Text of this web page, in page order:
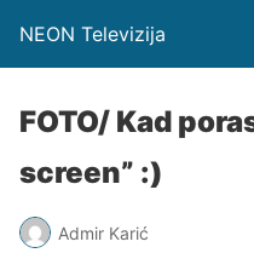
NEON Televizija
FOTO/ Kad
screen” :)
Admir Karić